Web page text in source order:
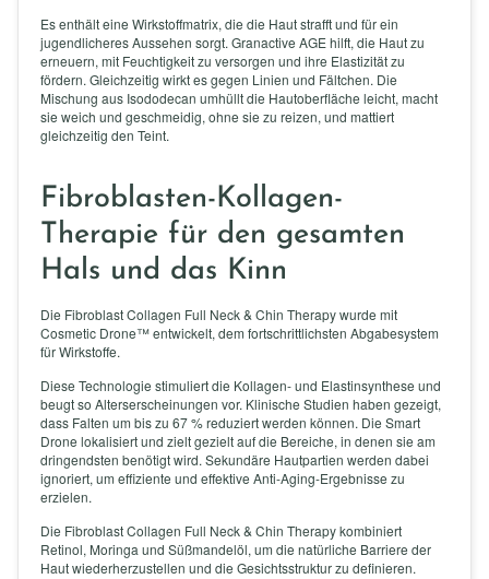
Es enthält eine Wirkstoffmatrix, die die Haut strafft und für ein
jugendlicheres Aussehen sorgt. Granactive AGE hilft, die Haut zu
erneuern, mit Feuchtigkeit zu versorgen und ihre Elastizität zu
fördern. Gleichzeitig wirkt es gegen Linien und Fältchen. Die
Mischung aus Isododecan umhüllt die Hautoberfläche leicht, macht
sie weich und geschmeidig, ohne sie zu reizen, und mattiert
gleichzeitig den Teint.
Fibroblasten-Kollagen-
Therapie für den gesamten
Hals und das Kinn
Die Fibroblast Collagen Full Neck & Chin Therapy wurde mit
Cosmetic Drone™ entwickelt, dem fortschrittlichsten Abgabesystem
für Wirkstoffe.
Diese Technologie stimuliert die Kollagen- und Elastinsynthese und
beugt so Alterserscheinungen vor. Klinische Studien haben gezeigt,
dass Falten um bis zu 67 % reduziert werden können. Die Smart
Drone lokalisiert und zielt gezielt auf die Bereiche, in denen sie am
dringendsten benötigt wird. Sekundäre Hautpartien werden dabei
ignoriert, um effiziente und effektive Anti-Aging-Ergebnisse zu
erzielen.
Die Fibroblast Collagen Full Neck & Chin Therapy kombiniert
Retinol, Moringa und Süßmandelöl, um die natürliche Barriere der
Haut wiederherzustellen und die Gesichtsstruktur zu definieren.